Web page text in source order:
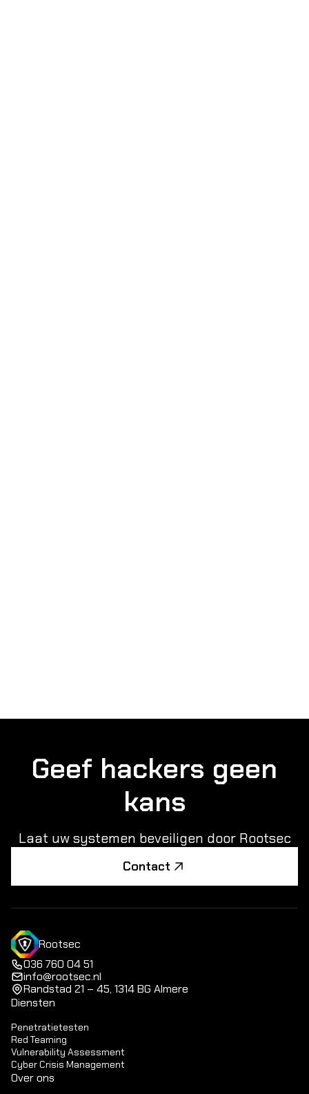
Geef hackers geen
kans
Laat uw systemen beveiligen door Rootsec
Contact
Rootsec
036 760 04 51
info@rootsec.nl
Randstad 21 – 45, 1314 BG Almere
Diensten
Penetratietesten
Red Teaming
Vulnerability Assessment
Cyber Crisis Management
Over ons